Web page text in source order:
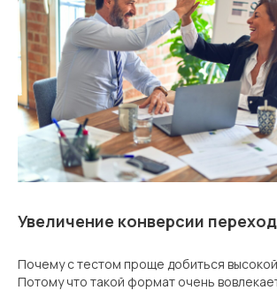
Увеличение конверсии
Почему с тестом проще добиться
Потому что такой формат очень